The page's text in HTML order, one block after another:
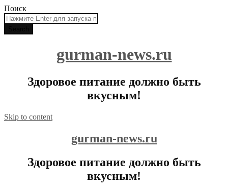
Поиск
gurman-news.ru
Здоровое питание должно быть
вкусным!
Skip to content
gurman-news.ru
Здоровое питание должно быть
вкусным!